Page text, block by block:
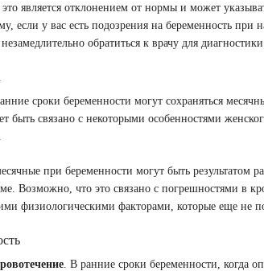
является отклонением от нормы и может
если у вас есть подозрения на беременность при
обратиться к врачу для
сроки беременности могут сохраняться
быть связано с некоторыми особенностями
при беременности могут быть результатом
Возможно, что это связано с погрешностями в
физиологическими факторами, которые еще не
. В ранние сроки беременности, когда